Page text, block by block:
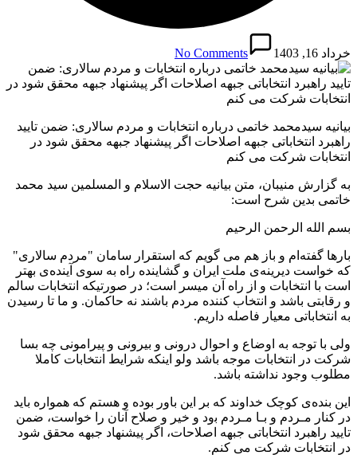
خرداد 16, 1403 No Comments
بیانیه سیدمحمد خاتمی درباره انتخابات و مردم سالاری: ضمن تایید
راﻫﺒﺮد اﻧﺘﺨﺎﺑﺎﺗﯽ ﺟﺒﻬﻪ اﺻﻼﺣﺎت اگر پیشنهاد جبهه محقق شود در
انتخابات شرکت می کنم
به گزارش منیبان، متن بیانیه حجت الاسلام و المسلمین سید محمد
خاتمی بدین شرح است:
بسم الله الرحمن الرحیم
بارها گفته‌ام و باز هم می گویم که استقرار سامان "مردم سالاری"
که خواست دیرینه‌ی ملت ایران و گشاینده راه به سوی آینده‌ی بهتر
است با انتخابات و از راه آن میسر است؛ در صورتیکه انتخابات سالم
و رقابتی باشد و انتخاب کننده مردم باشند نه حاکمان. و ما تا رسیدن
به انتخاباتی معیار فاصله داریم.
ولی با توجه به اوضاع و احوال درونی و بیرونی و پیرامونی چه بسا
شرکت در انتخابات موجه باشد ولو اینکه شرایط انتخابات کاملا
مطلوب وجود نداشته باشد.
اﯾﻦ ﺑﻨﺪه‌ی ﮐﻮﭼﮏ ﺧﺪاوﻧﺪ که ﺑﺮ اﯾﻦ ﺑﺎور ﺑﻮده و ﻫﺴﺘﻢ ﮐﻪ ﻫﻤﻮاره ﺑﺎﯾﺪ
در ﮐﻨﺎر ﻣـﺮدم و ﺑـﺎ ﻣـﺮدم ﺑود و ﺧﯿﺮ و ﺻﻼح آﻧﺎن را خواست، ضمن
تایید راﻫﺒﺮد اﻧﺘﺨﺎﺑﺎﺗﯽ ﺟﺒﻬﻪ اﺻﻼﺣﺎت، اگر پیشنهاد جبهه محقق شود
در انتخابات شرکت می کنم.